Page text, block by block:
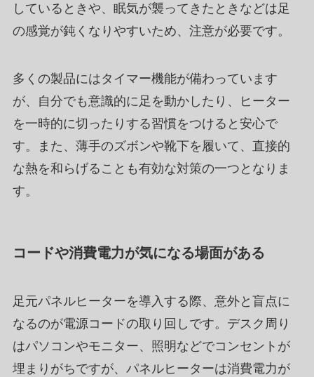
しているときや、眠気が襲ってきたときなどは足
の感覚が鈍くなりやすいため、注意が必要です。
多くの製品にはタイマー機能が備わっています
が、自分でも意識的に足を動かしたり、ヒーター
を一時的に切ったりする習慣をつけると安心で
す。また、薄手のズボンや靴下を履いて、直接的
な熱を和らげることも有効な対策の一つとなりま
す。
コードや消費電力が気になる場面がある
足元パネルヒーターを導入する際、意外と盲点に
なるのが電源コードの取り回しです。デスク周り
はパソコンやモニター、照明などでコンセントが
埋まりがちですが、パネルヒーターは消費電力が